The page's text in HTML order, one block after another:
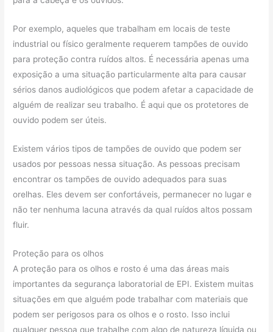
Por exemplo, aqueles que trabalham em locais de teste
industrial ou físico geralmente requerem tampões de ouvido
para proteção contra ruídos altos. É necessária apenas uma
exposição a uma situação particularmente alta para causar
sérios danos audiológicos que podem afetar a capacidade de
alguém de realizar seu trabalho. É aqui que os protetores de
ouvido podem ser úteis.
Existem vários tipos de tampões de ouvido que podem ser
usados ​​por pessoas nessa situação. As pessoas precisam
encontrar os tampões de ouvido adequados para suas
orelhas. Eles devem ser confortáveis, permanecer no lugar e
não ter nenhuma lacuna através da qual ruídos altos possam
fluir.
Proteção para os olhos
A proteção para os olhos e rosto é uma das áreas mais
importantes da segurança laboratorial de EPI. Existem muitas
situações em que alguém pode trabalhar com materiais que
podem ser perigosos para os olhos e o rosto. Isso inclui
qualquer pessoa que trabalhe com algo de natureza líquida ou